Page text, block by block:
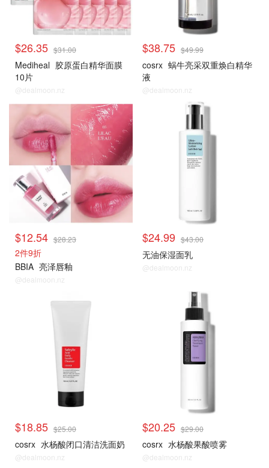
$26.35 $31.00
Mediheal 胶原蛋白精华面膜
10片
@dealmoon.nz
$38.75 $49.99
cosrx 蜗牛亮采双重焕白精华
液
@dealmoon.nz
$12.54 $28.23
2件9折
BBIA 亮泽唇釉
@dealmoon.nz
$24.99 $43.00
无油保湿面乳
@dealmoon.nz
$18.85 $25.00
cosrx 水杨酸闭口清洁洗面奶
@dealmoon.nz
$20.25 $29.00
cosrx 水杨酸果酸喷雾
@dealmoon.nz